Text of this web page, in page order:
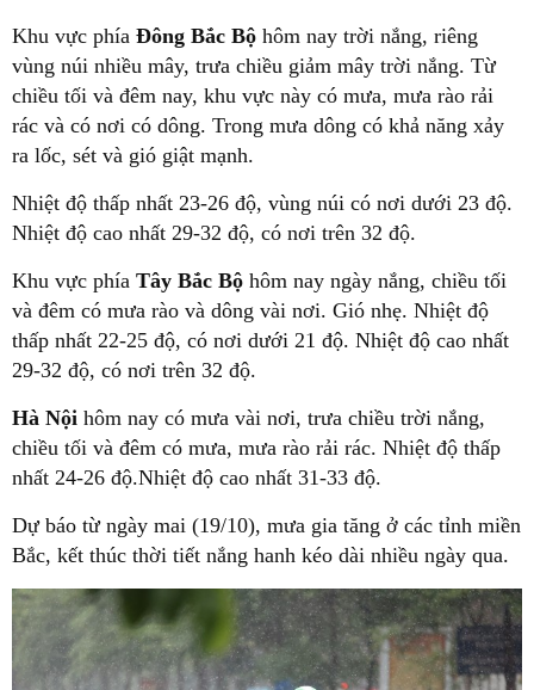
Khu vực phía Đông Bắc Bộ hôm nay trời nắng, riêng
vùng núi nhiều mây, trưa chiều giảm mây trời nắng. Từ
chiều tối và đêm nay, khu vực này có mưa, mưa rào rải
rác và có nơi có dông. Trong mưa dông có khả năng xảy
ra lốc, sét và gió giật mạnh.
Nhiệt độ thấp nhất 23-26 độ, vùng núi có nơi dưới 23 độ.
Nhiệt độ cao nhất 29-32 độ, có nơi trên 32 độ.
Khu vực phía Tây Bắc Bộ hôm nay ngày nắng, chiều tối
và đêm có mưa rào và dông vài nơi. Gió nhẹ. Nhiệt độ
thấp nhất 22-25 độ, có nơi dưới 21 độ. Nhiệt độ cao nhất
29-32 độ, có nơi trên 32 độ.
Hà Nội hôm nay có mưa vài nơi, trưa chiều trời nắng,
chiều tối và đêm có mưa, mưa rào rải rác. Nhiệt độ thấp
nhất 24-26 độ.Nhiệt độ cao nhất 31-33 độ.
Dự báo từ ngày mai (19/10), mưa gia tăng ở các tỉnh miền
Bắc, kết thúc thời tiết nắng hanh kéo dài nhiều ngày qua.